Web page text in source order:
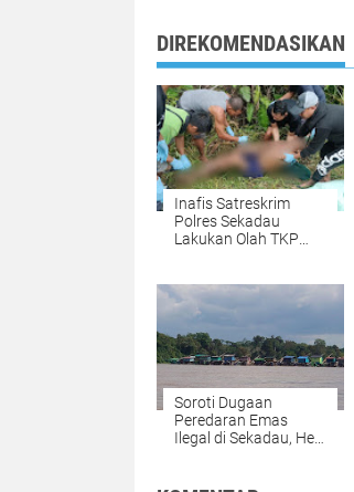
DIREKOMENDASIKAN
Inafis Satreskrim
Polres Sekadau
Lakukan Olah TKP
Soroti Dugaan
Peredaran Emas
Ilegal di Sekadau, Heri